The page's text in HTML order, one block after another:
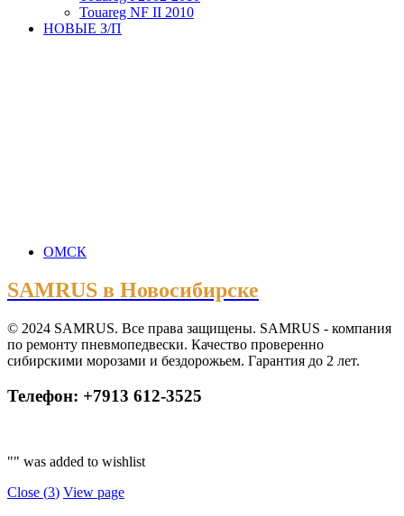
Touareg NF II 2010
НОВЫЕ З/П
ОМСК
SAMRUS в Новосибирске
© 2024 SAMRUS. Все права защищены. SAMRUS - компания
по ремонту пневмопедвески. Качество проверенно
сибирскими морозами и бездорожьем. Гарантия до 2 лет.
Телефон: +7913 612-3525
"" was added to wishlist
Close (3) View page